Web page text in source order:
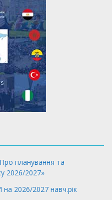
планування та
2026/2027»
2026/2027 навч.рік